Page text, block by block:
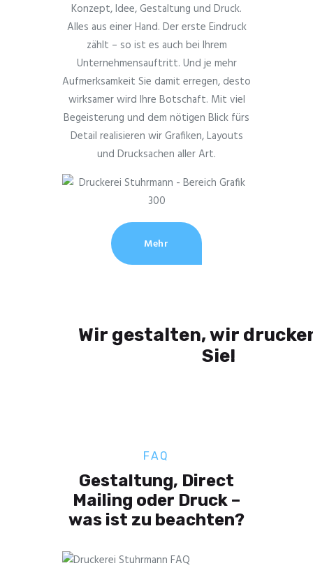
Konzept, Idee, Gestaltung und Druck.
Alles aus einer Hand. Der erste Eindruck
zählt – so ist es auch bei Ihrem
Unternehmensauftritt. Und je mehr
Aufmerksamkeit Sie damit erregen, desto
wirksamer wird Ihre Botschaft. Mit viel
Begeisterung und dem nötigen Blick fürs
Detail realisieren wir Grafiken, Layouts
und Drucksachen aller Art.
Mehr
Wir gestalten, wir
Sie!
FAQ
Gestaltung, Direct
Mailing oder Druck –
was ist zu beachten?